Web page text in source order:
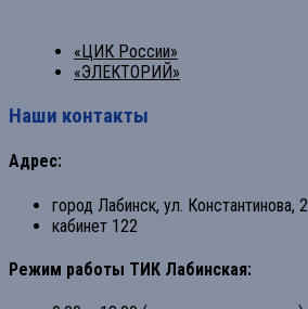
«ЦИК России»
«ЭЛЕКТОРИЙ»
Наши контакты
Адрес:
город Лабинск, ул. Константинова, 2
кабинет 122
Режим работы ТИК Лабинская: